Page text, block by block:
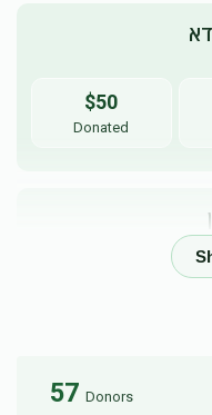
$50
Donated
57 Donors